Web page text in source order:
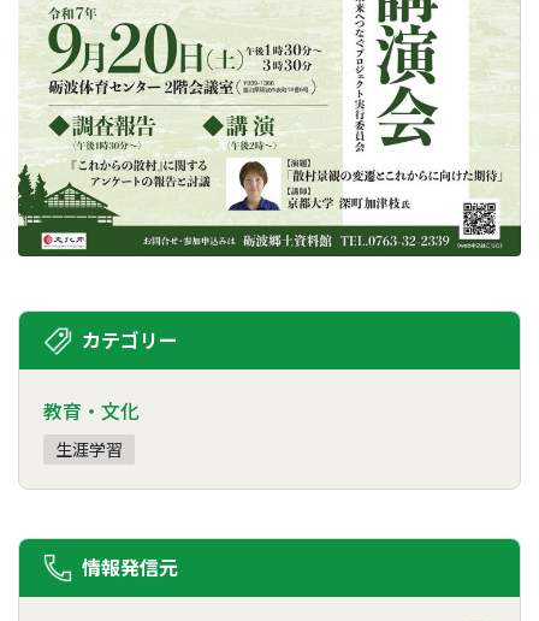
カテゴリー
教育・文化
生涯学習
情報発信元